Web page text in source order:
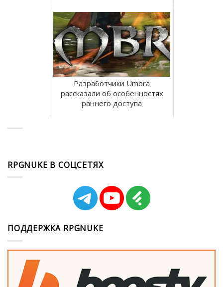
Разработчики Umbra
рассказали об особенностях
раннего доступа
RPGNUKE В СОЦСЕТЯХ
ПОДДЕРЖКА RPGNUKE